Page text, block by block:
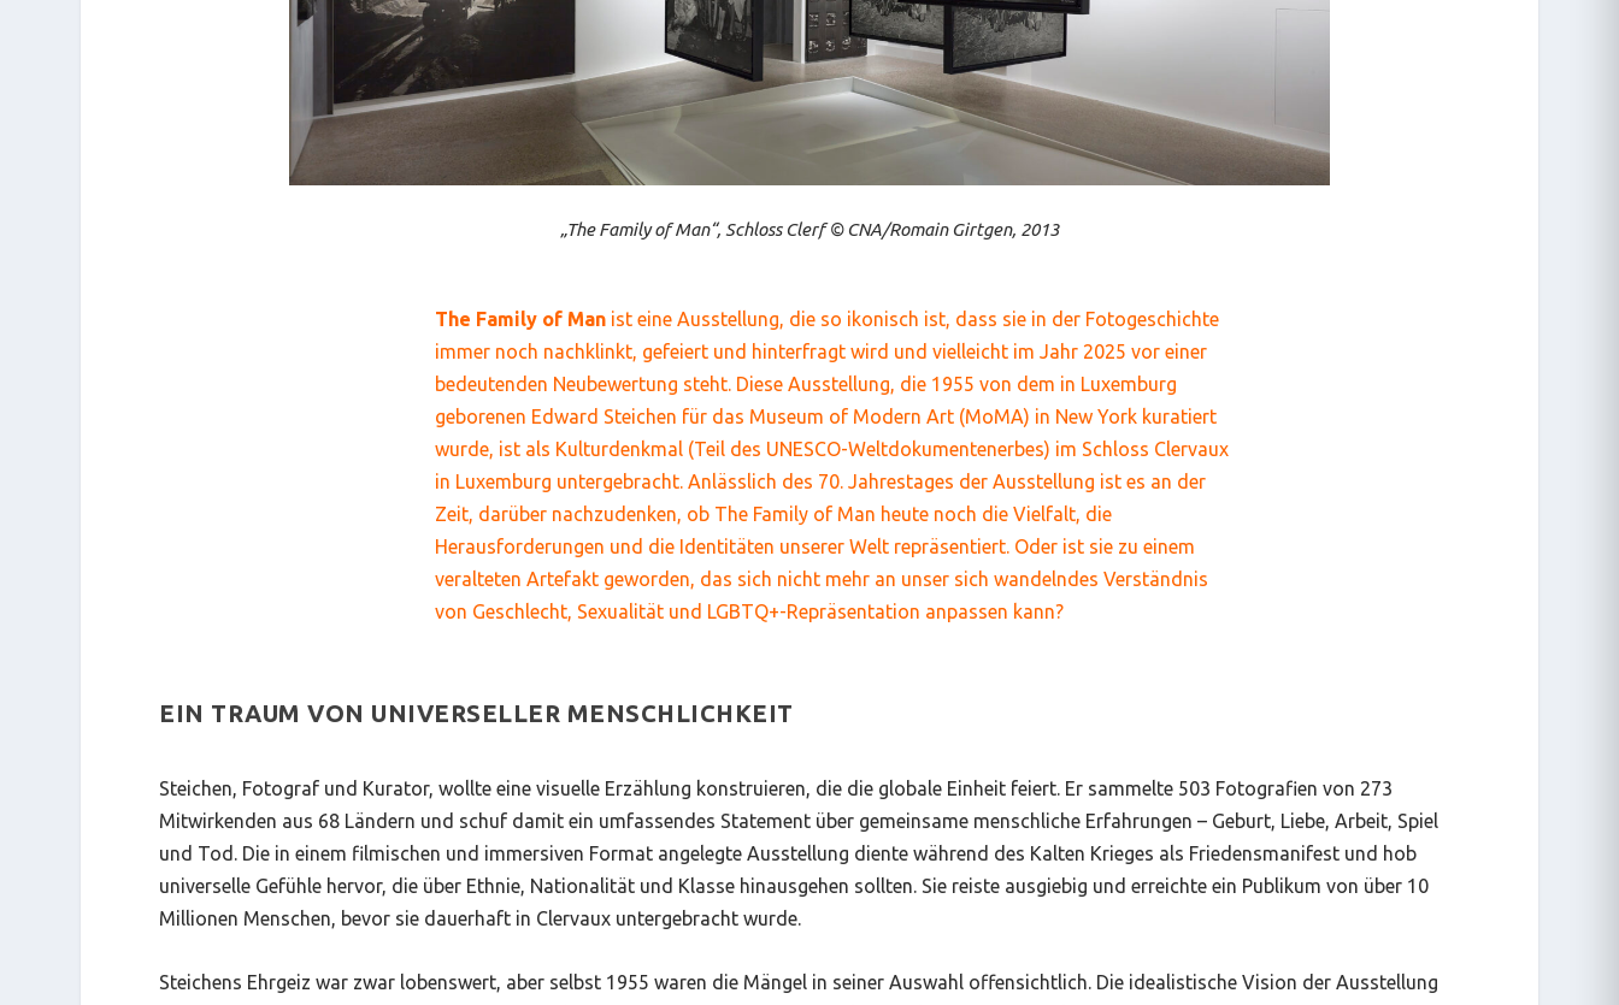
„The Family of Man“, Schloss Clerf © CNA/Romain Girtgen, 2013
The Family of Man ist eine Ausstellung, die so ikonisch ist, dass sie in der Fotogeschichte
immer noch nachklinkt, gefeiert und hinterfragt wird und vielleicht im Jahr 2025 vor einer
bedeutenden Neubewertung steht. Diese Ausstellung, die 1955 von dem in Luxemburg
geborenen Edward Steichen für das Museum of Modern Art (MoMA) in New York kuratiert
wurde, ist als Kulturdenkmal (Teil des UNESCO-Weltdokumentenerbes) im Schloss Clervaux
in Luxemburg untergebracht. Anlässlich des 70. Jahrestages der Ausstellung ist es an der
Zeit, darüber nachzudenken, ob The Family of Man heute noch die Vielfalt, die
Herausforderungen und die Identitäten unserer Welt repräsentiert. Oder ist sie zu einem
veralteten Artefakt geworden, das sich nicht mehr an unser sich wandelndes Verständnis
von Geschlecht, Sexualität und LGBTQ+-Repräsentation anpassen kann?
EIN TRAUM VON UNIVERSELLER MENSCHLICHKEIT
Steichen, Fotograf und Kurator, wollte eine visuelle Erzählung konstruieren, die die globale Einheit feiert. Er sammelte 503 Fotografien von 273
Mitwirkenden aus 68 Ländern und schuf damit ein umfassendes Statement über gemeinsame menschliche Erfahrungen – Geburt, Liebe, Arbeit, Spiel
und Tod. Die in einem filmischen und immersiven Format angelegte Ausstellung diente während des Kalten Krieges als Friedensmanifest und hob
universelle Gefühle hervor, die über Ethnie, Nationalität und Klasse hinausgehen sollten. Sie reiste ausgiebig und erreichte ein Publikum von über 10
Millionen Menschen, bevor sie dauerhaft in Clervaux untergebracht wurde.
Steichens Ehrgeiz war zwar lobenswert, aber selbst 1955 waren die Mängel in seiner Auswahl offensichtlich. Die idealistische Vision der Ausstellung